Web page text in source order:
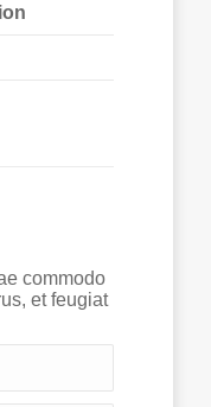
commodo
et feugiat